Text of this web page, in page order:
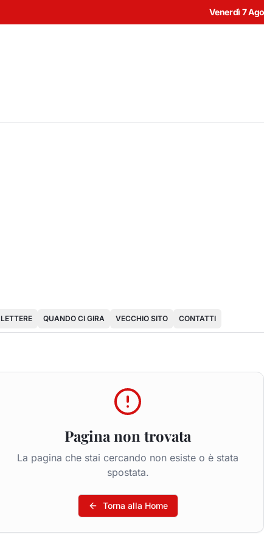
Venerdì 7
LETTERE QUANDO CI GIRA VECCHIO SITO CONTATTI
Pagina non trovata
La pagina che stai cercando non esiste o è stata
spostata.
Torna alla Home